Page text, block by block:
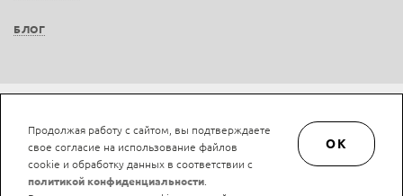
БЛОГ
Политика конфиденциальности.
Положение об обработке и защите персональных
данных.
Продолжая работу с сайтом, вы подтверждаете
свое согласие на использование файлов
cookie и обработку данных в соответствии с
политикой конфиденциальности
OK